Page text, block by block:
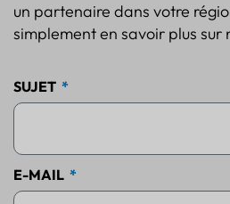
un partenaire dans votre
simplement en savoir plus sur
SUJET
E-MAIL